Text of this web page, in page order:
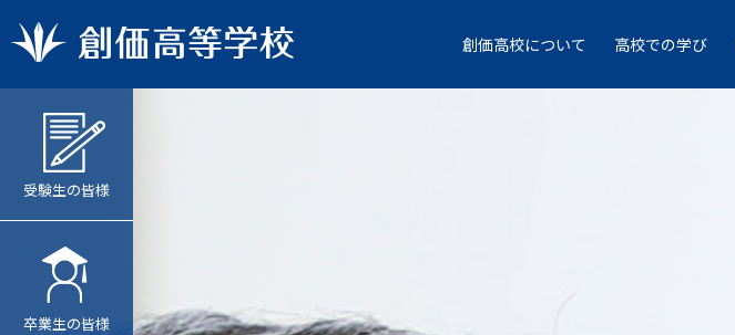
創価高校について 高校での学び
受験生の皆様
卒業生の皆様